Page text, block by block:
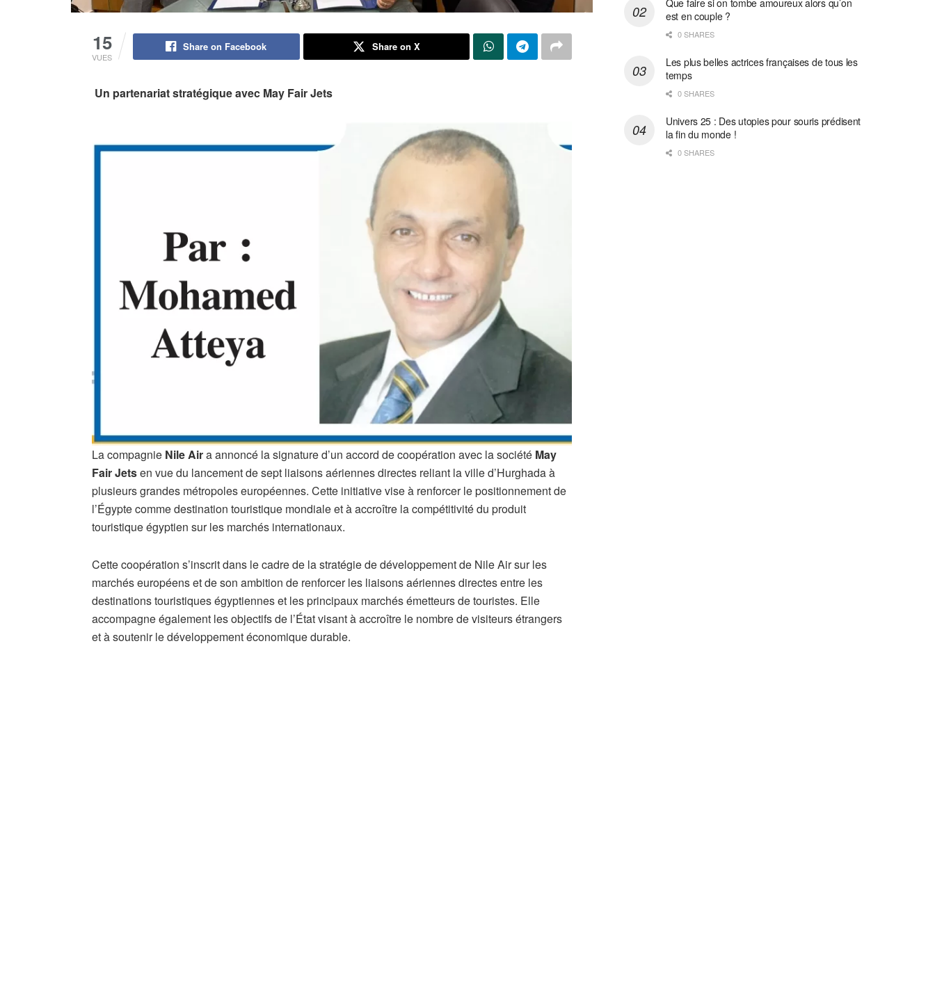
15
VUES
Share on Facebook Share on X
Un partenariat stratégique avec May Fair Jets
La compagnie Nile Aira annoncé la signature d’un accord de coopération avec la société May
Fair Jetsen vue du lancement de sept liaisons aériennes directes reliant la ville d’Hurghada à
plusieurs grandes métropoles européennes. Cette initiative vise à renforcer le positionnement de
l’Égypte comme destination touristique mondiale et à accroître la compétitivité du produit
touristique égyptien sur les marchés internationaux.
Cette coopération s’inscrit dans le cadre de la stratégie de développement de Nile Air sur les
marchés européens et de son ambition de renforcer les liaisons aériennes directes entre les
destinations touristiques égyptiennes et les principaux marchés émetteurs de touristes. Elle
accompagne également les objectifs de l’État visant à accroître le nombre de visiteurs étrangers
et à soutenir le développement économique durable.
est en couple ?
0 SHARES
Les plus belles actrices françaises de tous les
temps
0 SHARES
Univers 25 : Des utopies pour souris prédisent
la fin du monde !
0 SHARES